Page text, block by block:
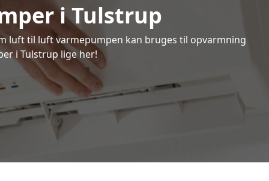
i Tulstrup
luft til luft varmepumpen kan bruges til opvarmning
i Tulstrup lige her!